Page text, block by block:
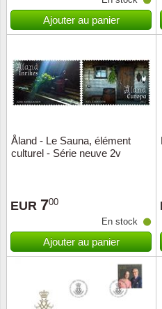
Ajouter au panier
Åland - Le Sauna, élément
culturel - Série neuve 2v
EUR 700
En stock
Ajouter au panier